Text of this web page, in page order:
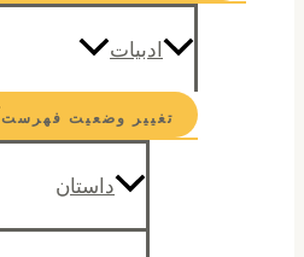
ادبیات
تغییر وضعیت فهرست
داستان